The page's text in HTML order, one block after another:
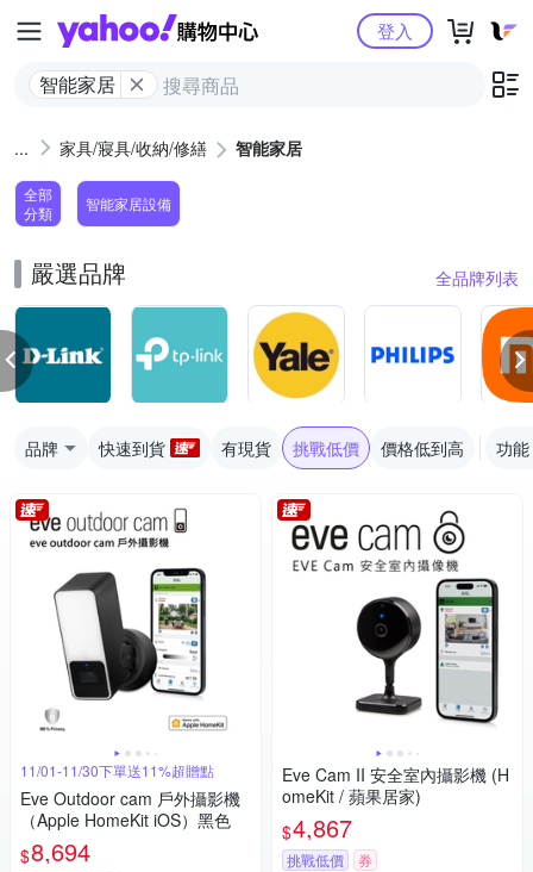
Yahoo購物中心
智能家居
登入
家具/寢具/收納/修繕 智能家居
全部
分類
智能家居設備
嚴選品牌 全品牌列表
品牌 快速到貨 有現貨 挑戰低價 價格低到高 功能
11/01-11/30下單送11%超贈點
Eve Outdoor cam 戶外攝影機
（Apple HomeKit iOS）黑色
$8,694
Eve Cam II 安全室內攝影機 (H
omeKit / 蘋果居家)
$4,867
挑戰低價 券